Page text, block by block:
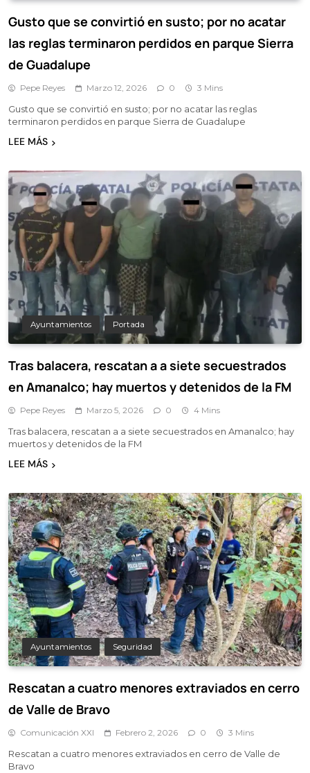
Gusto que se convirtió en susto; por no acatar
las reglas terminaron perdidos en parque Sierra
de Guadalupe
Pepe Reyes Marzo 12, 2026 0 3 Mins
Gusto que se convirtió en susto; por no acatar las reglas
terminaron perdidos en parque Sierra de Guadalupe
LEE MÁS
Ayuntamientos Portada
Tras balacera, rescatan a a siete secuestrados
en Amanalco; hay muertos y detenidos de la FM
Pepe Reyes Marzo 5, 2026 0 4 Mins
Tras balacera, rescatan a a siete secuestrados en Amanalco; hay
muertos y detenidos de la FM
LEE MÁS
Ayuntamientos Seguridad
Rescatan a cuatro menores extraviados en cerro
de Valle de Bravo
Comunicación XXI Febrero 2, 2026 0 3 Mins
Rescatan a cuatro menores extraviados en cerro de Valle de
Bravo